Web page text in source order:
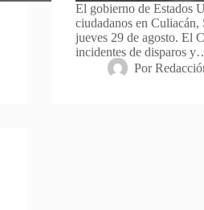
El gobierno de Estados
ciudadanos en Culiacán,
jueves 29 de agosto. El
incidentes de disparos
Por